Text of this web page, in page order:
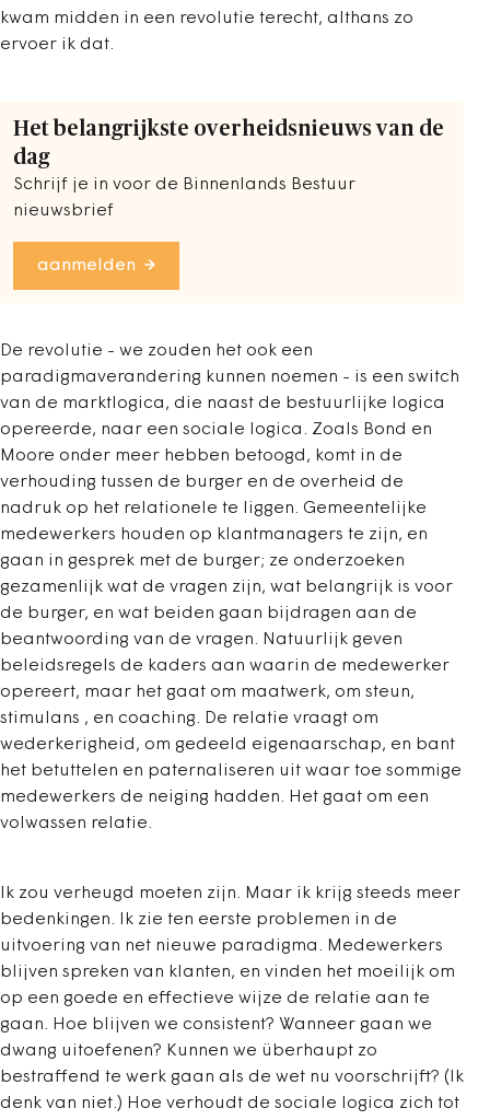
kwam midden in een revolutie terecht, althans zo
ervoer ik dat.
Het belangrijkste overheidsnieuws van de
dag
Schrijf je in voor de Binnenlands Bestuur
nieuwsbrief
aanmelden
De revolutie - we zouden het ook een
paradigmaverandering kunnen noemen - is een switch
van de marktlogica, die naast de bestuurlijke logica
opereerde, naar een sociale logica. Zoals Bond en
Moore onder meer hebben betoogd, komt in de
verhouding tussen de burger en de overheid de
nadruk op het relationele te liggen. Gemeentelijke
medewerkers houden op klantmanagers te zijn, en
gaan in gesprek met de burger; ze onderzoeken
gezamenlijk wat de vragen zijn, wat belangrijk is voor
de burger, en wat beiden gaan bijdragen aan de
beantwoording van de vragen. Natuurlijk geven
beleidsregels de kaders aan waarin de medewerker
opereert, maar het gaat om maatwerk, om steun,
stimulans , en coaching. De relatie vraagt om
wederkerigheid, om gedeeld eigenaarschap, en bant
het betuttelen en paternaliseren uit waar toe sommige
medewerkers de neiging hadden. Het gaat om een
volwassen relatie.
Ik zou verheugd moeten zijn. Maar ik krijg steeds meer
bedenkingen. Ik zie ten eerste problemen in de
uitvoering van net nieuwe paradigma. Medewerkers
blijven spreken van klanten, en vinden het moeilijk om
op een goede en effectieve wijze de relatie aan te
gaan. Hoe blijven we consistent? Wanneer gaan we
dwang uitoefenen? Kunnen we überhaupt zo
bestraffend te werk gaan als de wet nu voorschrijft? (Ik
denk van niet.) Hoe verhoudt de sociale logica zich tot